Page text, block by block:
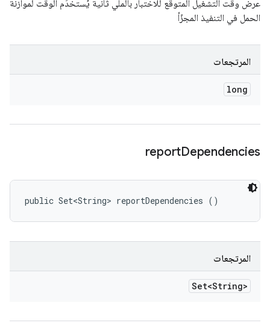
عرض وقت التشغيل المتوقّع للاختبار بالملّي ثانية يُستخدَم الوقت لموازنة
الحمل في التنفيذ المجزّأ
المرتجعات
long
reportDependencies
public Set<String> reportDependencies ()
المرتجعات
Set<String>